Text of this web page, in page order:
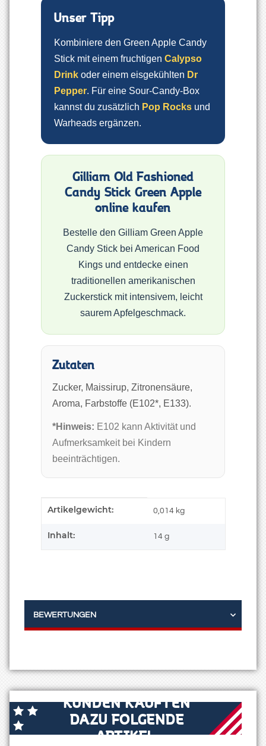
Unser Tipp
Kombiniere den Green Apple Candy
Stick mit einem fruchtigen Calypso
Drink oder einem eisgekühlten Dr
Pepper. Für eine Sour-Candy-Box
kannst du zusätzlich Pop Rocks und
Warheads ergänzen.
Gilliam Old Fashioned
Candy Stick Green Apple
online kaufen
Bestelle den Gilliam Green Apple
Candy Stick bei American Food
Kings und entdecke einen
traditionellen amerikanischen
Zuckerstick mit intensivem, leicht
saurem Apfelgeschmack.
Zutaten
Zucker, Maissirup, Zitronensäure,
Aroma, Farbstoffe (E102*, E133).
*Hinweis: E102 kann Aktivität und
Aufmerksamkeit bei Kindern
beeinträchtigen.
Produkteigenschaft
Wert
Artikelgewicht: 0,014 kg
Inhalt: 14 g
BEWERTUNGEN
KUNDEN KAUFTEN
DAZU FOLGENDE
ARTIKEL: